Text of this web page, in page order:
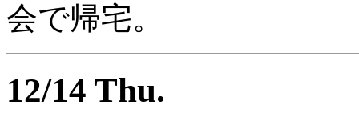
会で帰宅。
12/14 Thu.